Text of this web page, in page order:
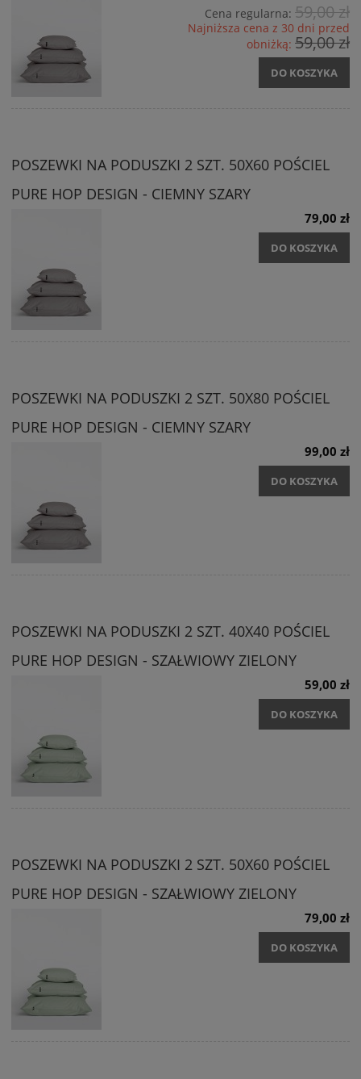
Cena regularna: 59,00 zł
Najniższa cena z 30 dni przed
obniżką: 59,00 zł
DO KOSZYKA
POSZEWKI NA PODUSZKI 2 SZT. 50X60 POŚCIEL
PURE HOP DESIGN - CIEMNY SZARY
79,00 zł
DO KOSZYKA
POSZEWKI NA PODUSZKI 2 SZT. 50X80 POŚCIEL
PURE HOP DESIGN - CIEMNY SZARY
99,00 zł
DO KOSZYKA
POSZEWKI NA PODUSZKI 2 SZT. 40X40 POŚCIEL
PURE HOP DESIGN - SZAŁWIOWY ZIELONY
59,00 zł
DO KOSZYKA
POSZEWKI NA PODUSZKI 2 SZT. 50X60 POŚCIEL
PURE HOP DESIGN - SZAŁWIOWY ZIELONY
79,00 zł
DO KOSZYKA